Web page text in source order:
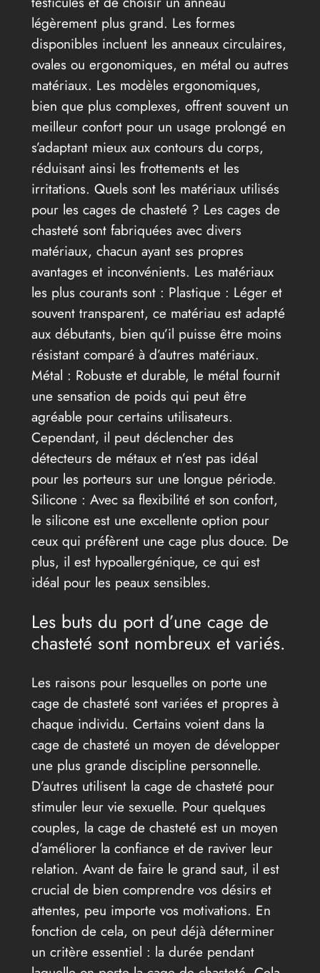
légèrement plus grand. Les formes
disponibles incluent les anneaux circulaires,
ovales ou ergonomiques, en métal ou autres
matériaux. Les modèles ergonomiques,
bien que plus complexes, offrent souvent un
meilleur confort pour un usage prolongé en
s’adaptant mieux aux contours du corps,
réduisant ainsi les frottements et les
irritations. Quels sont les matériaux utilisés
pour les cages de chasteté ? Les cages de
chasteté sont fabriquées avec divers
matériaux, chacun ayant ses propres
avantages et inconvénients. Les matériaux
les plus courants sont : Plastique : Léger et
souvent transparent, ce matériau est adapté
aux débutants, bien qu’il puisse être moins
résistant comparé à d’autres matériaux.
Métal : Robuste et durable, le métal fournit
une sensation de poids qui peut être
agréable pour certains utilisateurs.
Cependant, il peut déclencher des
détecteurs de métaux et n’est pas idéal
pour les porteurs sur une longue période.
Silicone : Avec sa flexibilité et son confort,
le silicone est une excellente option pour
ceux qui préfèrent une cage plus douce. De
plus, il est hypoallergénique, ce qui est
idéal pour les peaux sensibles.
Les buts du port d’une cage de
chasteté sont nombreux et variés.
Les raisons pour lesquelles on porte une
cage de chasteté sont variées et propres à
chaque individu. Certains voient dans la
cage de chasteté un moyen de développer
une plus grande discipline personnelle.
D’autres utilisent la cage de chasteté pour
stimuler leur vie sexuelle. Pour quelques
couples, la cage de chasteté est un moyen
d’améliorer la confiance et de raviver leur
relation. Avant de faire le grand saut, il est
crucial de bien comprendre vos désirs et
attentes, peu importe vos motivations. En
fonction de cela, on peut déjà déterminer
un critère essentiel : la durée pendant